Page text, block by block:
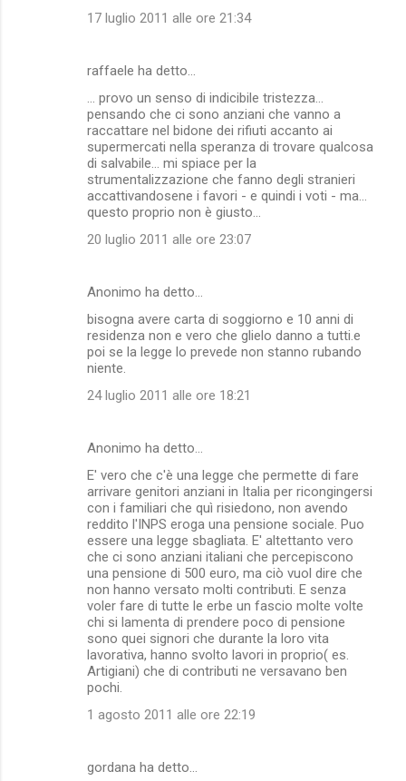
17 luglio 2011 alle ore 21:34
raffaele ha detto…
... provo un senso di indicibile tristezza...
pensando che ci sono anziani che vanno a
raccattare nel bidone dei rifiuti accanto ai
supermercati nella speranza di trovare qualcosa
di salvabile... mi spiace per la
strumentalizzazione che fanno degli stranieri
accattivandosene i favori - e quindi i voti - ma...
questo proprio non è giusto...
20 luglio 2011 alle ore 23:07
Anonimo ha detto…
bisogna avere carta di soggiorno e 10 anni di
residenza non e vero che glielo danno a tutti.e
poi se la legge lo prevede non stanno rubando
niente.
24 luglio 2011 alle ore 18:21
Anonimo ha detto…
E' vero che c'è una legge che permette di fare
arrivare genitori anziani in Italia per ricongingersi
con i familiari che quì risiedono, non avendo
reddito l'INPS eroga una pensione sociale. Puo
essere una legge sbagliata. E' altettanto vero
che ci sono anziani italiani che percepiscono
una pensione di 500 euro, ma ciò vuol dire che
non hanno versato molti contributi. E senza
voler fare di tutte le erbe un fascio molte volte
chi si lamenta di prendere poco di pensione
sono quei signori che durante la loro vita
lavorativa, hanno svolto lavori in proprio( es.
Artigiani) che di contributi ne versavano ben
pochi.
1 agosto 2011 alle ore 22:19
gordana ha detto…